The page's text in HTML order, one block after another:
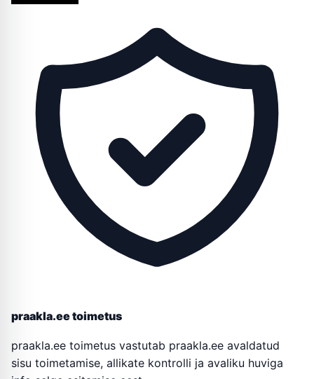
praakla.ee toimetus
praakla.ee toimetus vastutab praakla.ee avaldatud
sisu toimetamise, allikate kontrolli ja avaliku huviga